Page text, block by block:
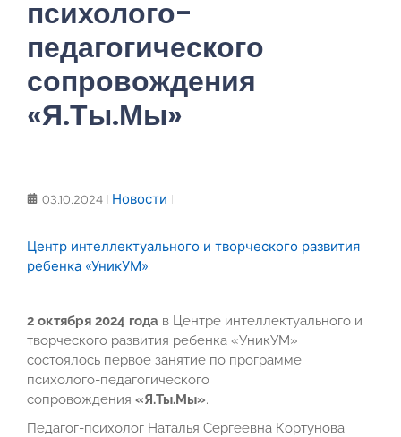
психолого-
педагогического
сопровождения
«Я.Ты.Мы»
03.10.2024 Новости
Центр интеллектуального и творческого развития
ребенка «УникУМ»
2 октября 2024 года в Центре интеллектуального и
творческого развития ребенка «УникУМ»
состоялось первое занятие по программе
психолого-педагогического
сопровождения «Я.Ты.Мы».
Педагог-психолог Наталья Сергеевна Кортунова